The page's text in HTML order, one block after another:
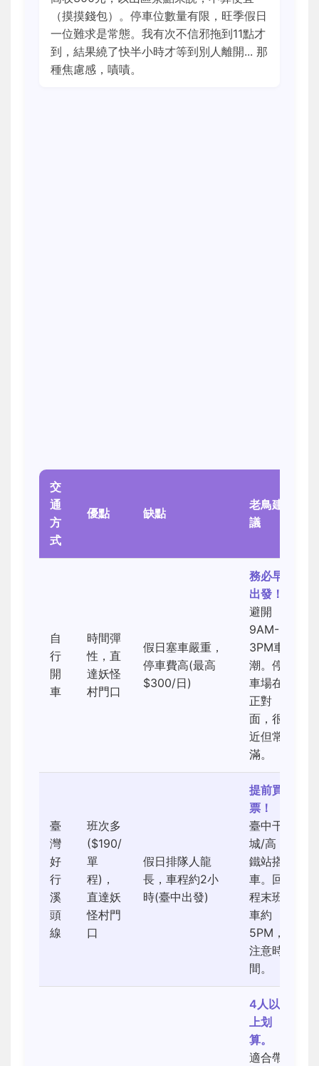
（摸摸錢包）。停車位數量有限，旺季假日
一位難求是常態。我有次不信邪拖到11點才
到，結果繞了快半小時才等到別人離開... 那
種焦慮感，嘖嘖。
交
通
方
式
優點 缺點
老鳥建
議
自
行
開
車
時間彈
性，直
達妖怪
村門口
假日塞車嚴重，
停車費高(最高
$300/日)
務必早
出發！
避開
9AM-
3PM車
潮。停
車場在
正對
面，很
近但常
滿。
臺
灣
好
行
溪
頭
線
班次多
($190/
單
程)，
直達妖
怪村門
口
假日排隊人龍
長，車程約2小
時(臺中出發)
提前買
票！
臺中干
城/高
鐵站搭
車。回
程末班
車約
5PM，
注意時
間。
4人以
上划
算。
適合帶